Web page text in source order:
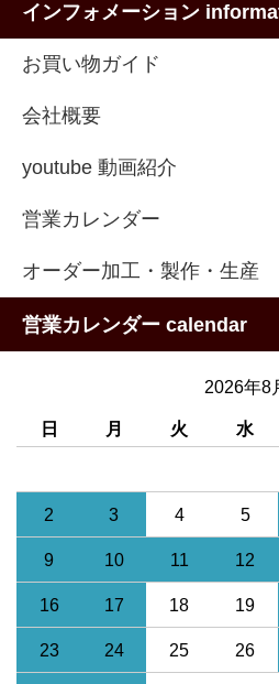
インフォメーション
お買い物ガイド
会社概要
youtube 動画紹介
営業カレンダー
オーダー加工・製作・生産
営業カレンダー calendar
2026年8
日 月 火 水
2 3 4 5
9 10 11 12
16 17 18 19
23 24 25 26